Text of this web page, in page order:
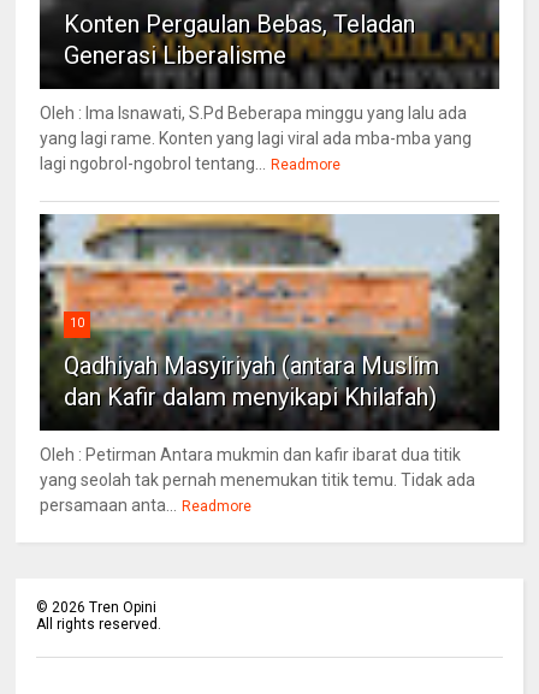
Konten Pergaulan Bebas, Teladan
Generasi Liberalisme
Oleh : Ima Isnawati, S.Pd Beberapa minggu yang lalu ada
yang lagi rame. Konten yang lagi viral ada mba-mba yang
lagi ngobrol-ngobrol tentang...
Readmore
10
Qadhiyah Masyiriyah (antara Muslim
dan Kafir dalam menyikapi Khilafah)
Oleh : Petirman Antara mukmin dan kafir ibarat dua titik
yang seolah tak pernah menemukan titik temu. Tidak ada
persamaan anta...
Readmore
©2026 Tren Opini
All rights reserved.